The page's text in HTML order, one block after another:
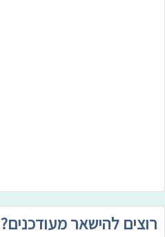
רוצים להישאר מעודכנים?